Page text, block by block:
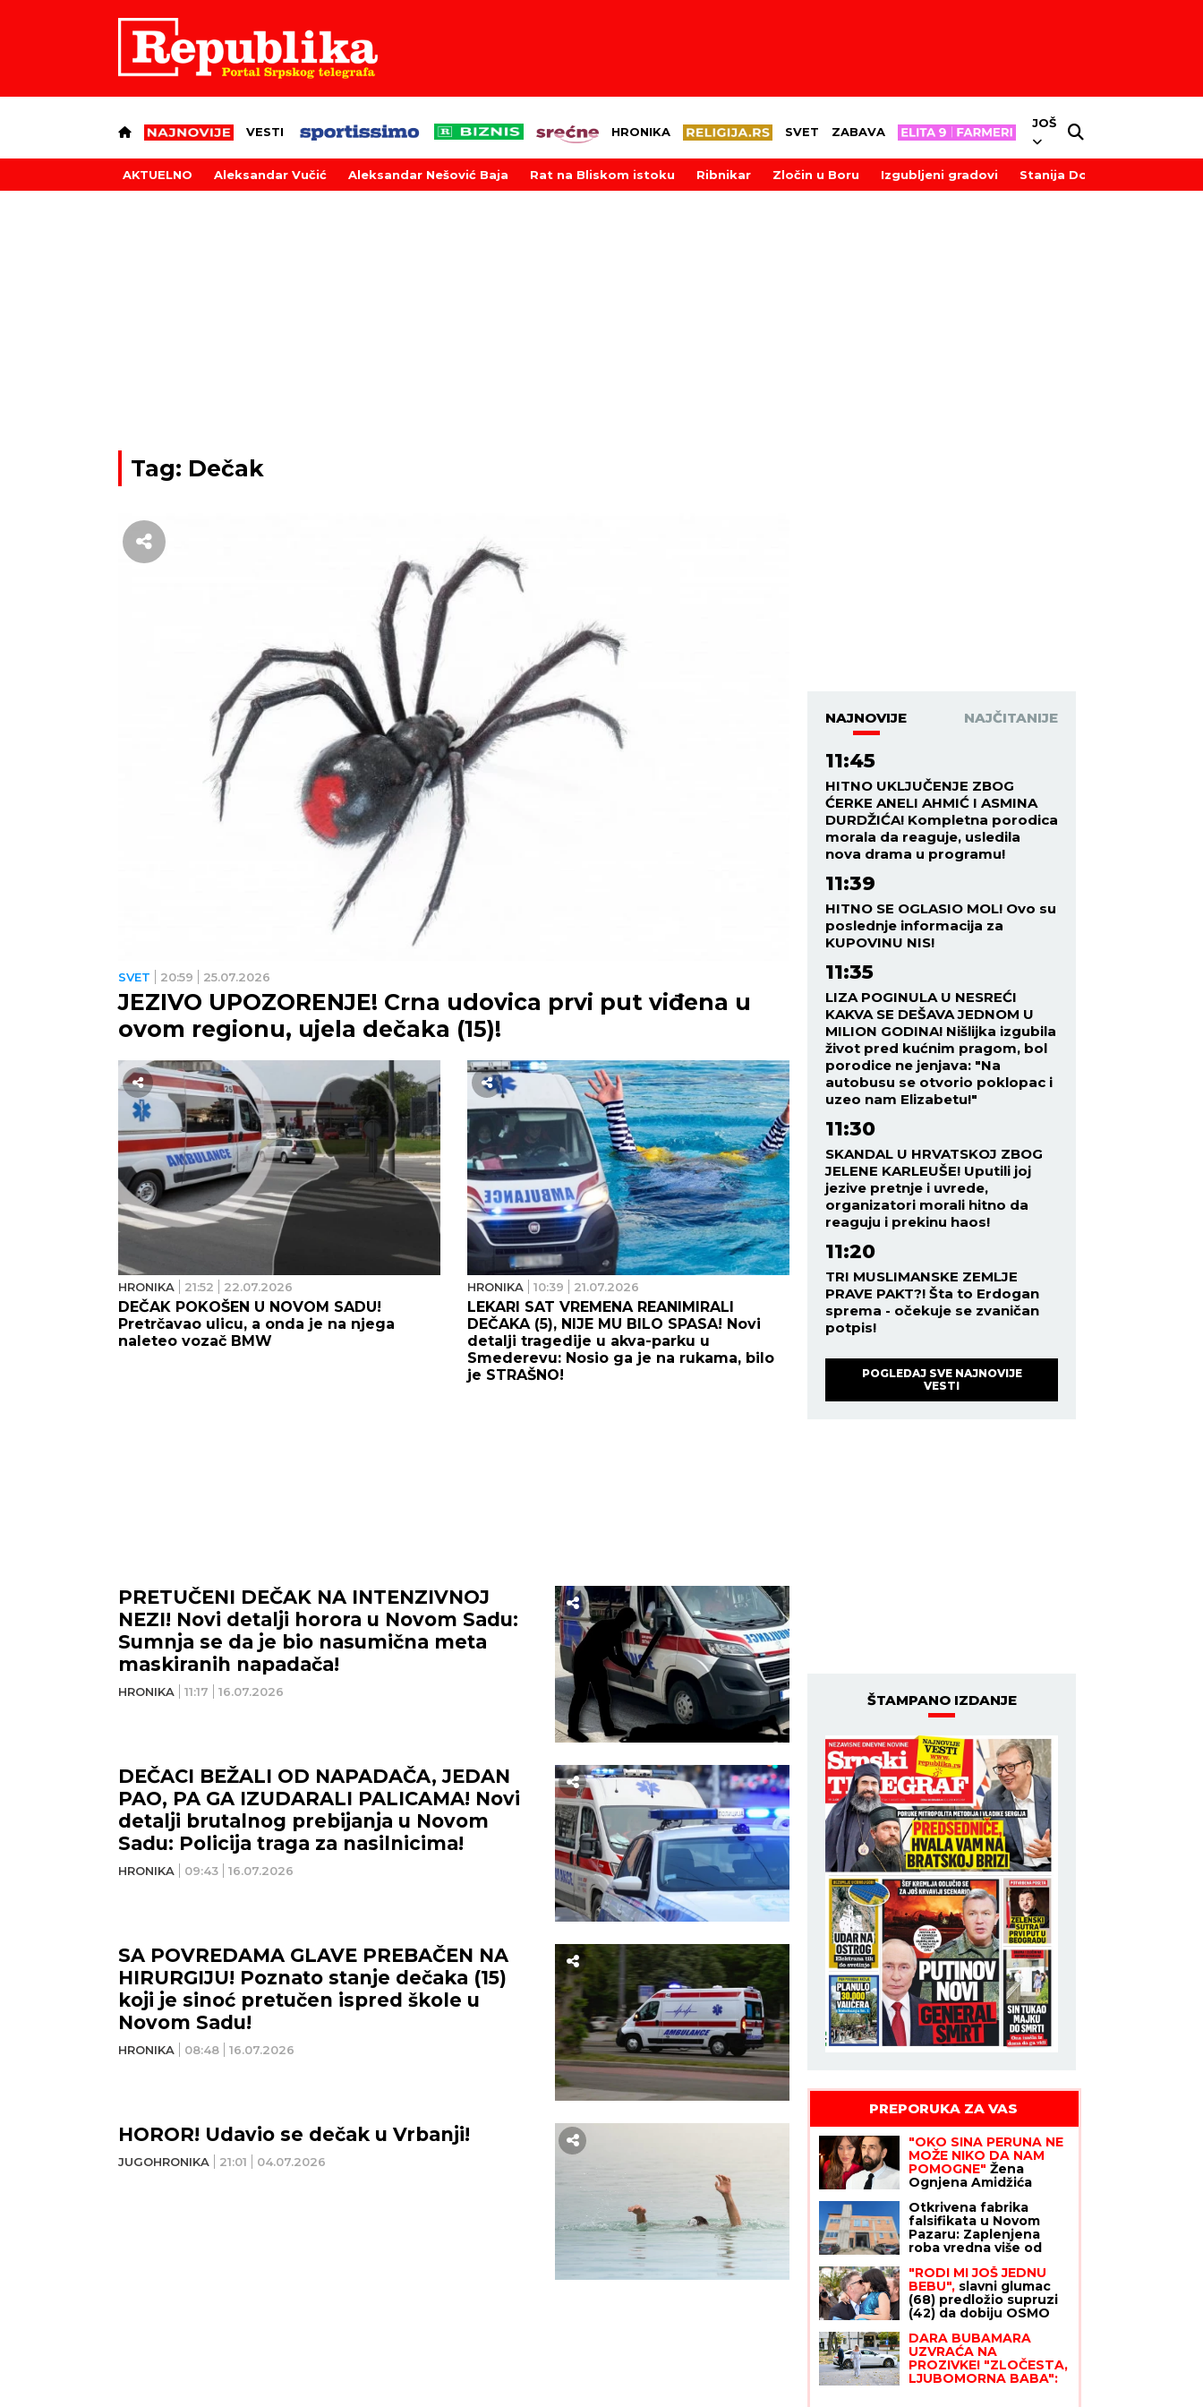
VESTI HRONIKA SVET ZABAVA
JOŠ
AKTUELNO Aleksandar Vučić Aleksandar Nešović Baja Rat na Bliskom istoku Ribnikar Zločin u Boru Izgubljeni gradovi Stanija Dobrojević
Tag: Dečak
SVET 20:59 25.07.2026
JEZIVO UPOZORENJE! Crna udovica prvi put viđena u
ovom regionu, ujela dečaka (15)!
HRONIKA 21:52 22.07.2026
DEČAK POKOŠEN U NOVOM SADU!
Pretrčavao ulicu, a onda je na njega
naleteo vozač BMW
HRONIKA 10:39 21.07.2026
LEKARI SAT VREMENA REANIMIRALI
DEČAKA (5), NIJE MU BILO SPASA! Novi
detalji tragedije u akva-parku u
Smederevu: Nosio ga je na rukama, bilo
je STRAŠNO!
HRONIKA 11:17 16.07.2026
PRETUČENI DEČAK NA INTENZIVNOJ
NEZI! Novi detalji horora u Novom Sadu:
Sumnja se da je bio nasumična meta
maskiranih napadača!
HRONIKA 09:43 16.07.2026
DEČACI BEŽALI OD NAPADAČA, JEDAN
PAO, PA GA IZUDARALI PALICAMA! Novi
detalji brutalnog prebijanja u Novom
Sadu: Policija traga za nasilnicima!
HRONIKA 08:48 16.07.2026
SA POVREDAMA GLAVE PREBAČEN NA
HIRURGIJU! Poznato stanje dečaka (15)
koji je sinoć pretučen ispred škole u
Novom Sadu!
JUGOHRONIKA 21:01 04.07.2026
HOROR! Udavio se dečak u Vrbanji!
NAJNOVIJE NAJČITANIJE
11:45
HITNO UKLJUČENJE ZBOG
ĆERKE ANELI AHMIĆ I ASMINA
DURDŽIĆA! Kompletna porodica
morala da reaguje, usledila
nova drama u programu!
11:39
HITNO SE OGLASIO MOL! Ovo su
poslednje informacija za
KUPOVINU NIS!
11:35
LIZA POGINULA U NESREĆI
KAKVA SE DEŠAVA JEDNOM U
MILION GODINA! Nišlijka izgubila
život pred kućnim pragom, bol
porodice ne jenjava: "Na
autobusu se otvorio poklopac i
uzeo nam Elizabetu!"
11:30
SKANDAL U HRVATSKOJ ZBOG
JELENE KARLEUŠE! Uputili joj
jezive pretnje i uvrede,
organizatori morali hitno da
reaguju i prekinu haos!
11:20
TRI MUSLIMANSKE ZEMLJE
PRAVE PAKT?! Šta to Erdogan
sprema - očekuje se zvaničan
potpis!
POGLEDAJ SVE NAJNOVIJE
VESTI
ŠTAMPANO IZDANJE
PREPORUKA ZA VAS
"OKO SINA PERUNA NE
MOŽE NIKO DA NAM
POMOGNE" Žena
Ognjena Amidžića
unajmila DADILJU IZ
AZIJE, pa priznala sa
čim se suočavaju u
domu! (FOTO)
Otkrivena fabrika
falsifikata u Novom
Pazaru: Zaplenjena
roba vredna više od
(FOTO)
"RODI MI JOŠ JEDNU
BEBU", slavni glumac
(68) predložio supruzi
(42) da dobiju OSMO
hit: Za 9 godina
dočekali su 4 SINA I 3
ĆERKE, ali on ne želi da
se zaustavi
DARA BUBAMARA
UZVRAĆA NA
PROZIVKE! "ZLOČESTA,
LJUBOMORNA BABA":